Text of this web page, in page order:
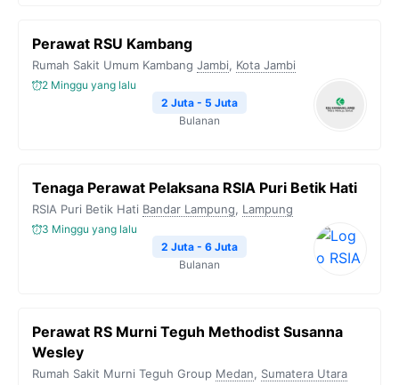
Perawat RSU Kambang
Rumah Sakit Umum Kambang Jambi, Kota Jambi
2 Minggu yang lalu
2 Juta - 5 Juta
Bulanan
Tenaga Perawat Pelaksana RSIA Puri Betik Hati
RSIA Puri Betik Hati Bandar Lampung, Lampung
3 Minggu yang lalu
2 Juta - 6 Juta
Bulanan
Perawat RS Murni Teguh Methodist Susanna
Wesley
Rumah Sakit Murni Teguh Group Medan, Sumatera Utara